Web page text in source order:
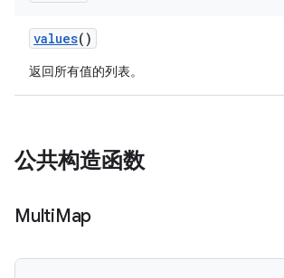
values()
返回所有值的列表。
公共构造函数
MultiMap